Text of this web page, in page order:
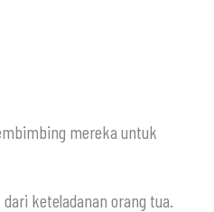
mereka untuk
keteladanan orang tua.